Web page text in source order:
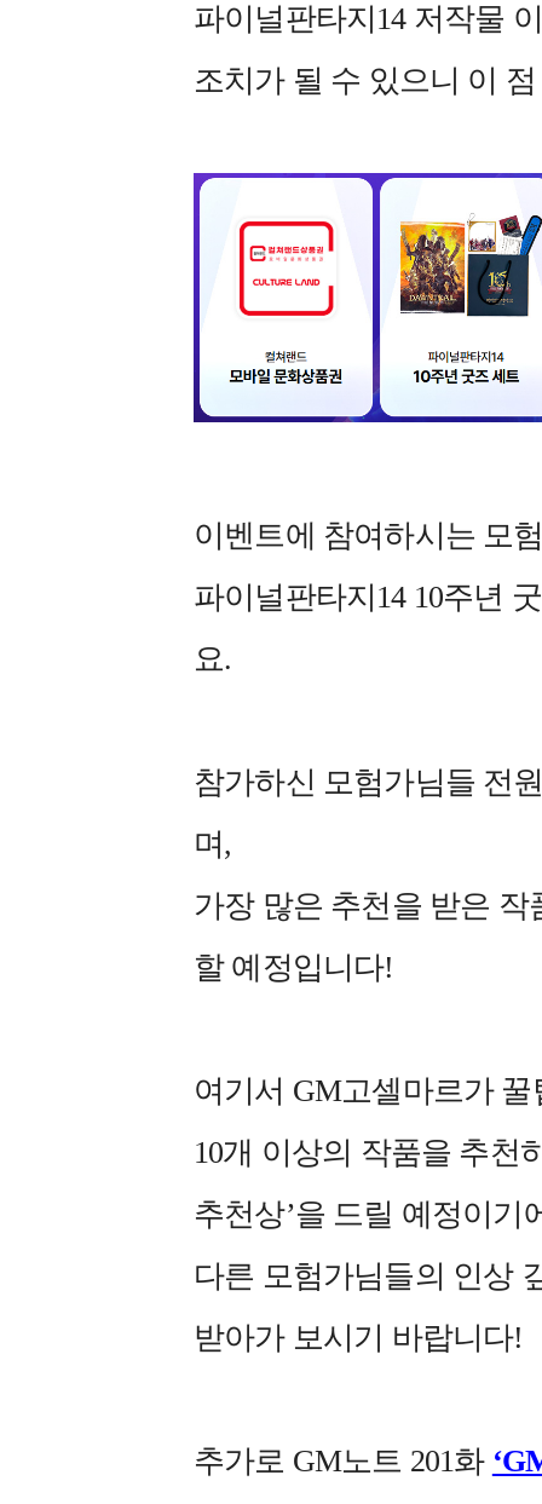
파이널판타지14 저작물
조치가 될 수 있으니 이
이벤트에 참여하시는 모
파이널판타지14 10주년
요.
참가하신 모험가님들 전
며,
가장 많은 추천을 받은
할 예정입니다!
여기서 GM고셀마르가
10개 이상의 작품을 추천
추천상’을 드릴 예정이기
다른 모험가님들의 인상
받아가 보시기 바랍니다!
추가로 GM노트 201화